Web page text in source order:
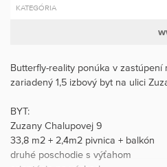
KATEGÓRIA
Butterfly-reality ponúka v
zariadený 1,5 izbový byt na ulici
BYT:
Zuzany Chalupovej 9
33,8 m2 + 2,4m2 pivnica + balkón
druhé poschodie s výťahom